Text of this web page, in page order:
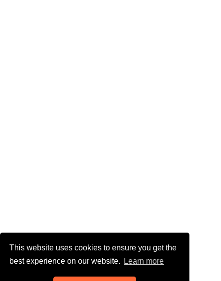
This website uses cookies to ensure you get the
best experience on our website.
Learn more